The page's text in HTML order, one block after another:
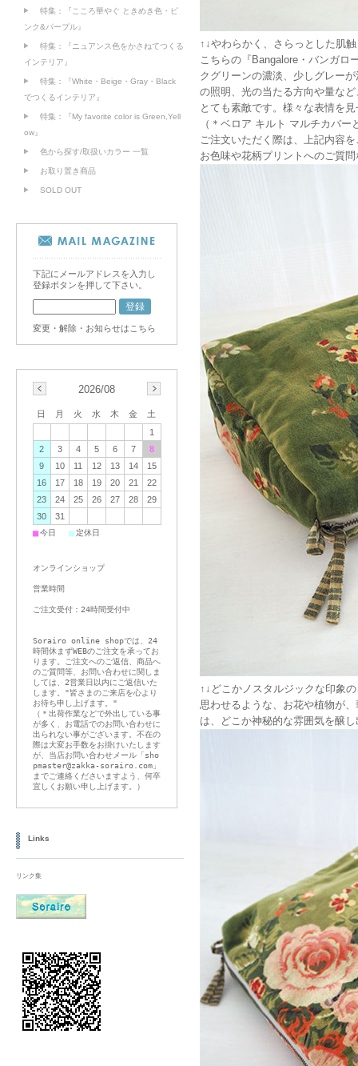
↑↓やわらかく、さらっとした肌
こちらの『Bangalore・バンガ
クグリーンの濃淡、少しグレー
の照明、光の当たる方向や量な
とても素敵です。様々な表情を
（＊ベロア キルト マルチカバ
ご注文いただく際は、上記内容
お色味や花柄プリントへのご質
↑↓どこかノスタルジックな印象
思わせるような、お花や植物が
は、どこか神秘的な雰囲気を醸
特集：『こころ華やぐ ときめき色・ピ
ンク&パープル』
特集：『ニュアンス色をかさねてつくる
インテリア』
特集：『White・Beige・Gray・Black
でつくるインテリア』
特集：『My favorite color is Green,Yell
ow』
色から探す/取扱いカラー 一覧
お取り置き商品
SOLD OUT
下記にメールアドレスを入力し
登録ボタンを押して下さい。
変更・解除・お知らせはこちら
2026/08
日 月 火 水 木 金
土
1
2
3 4 5 6 7
8
9
10 11 12 13 14
15
16
17 18 19 20 21
22
23
24 25 26 27 28
29
30
31
■今日 ■定休日
オンラインショップ
営業時間
ご注文受付：24時間受付中
Sorairo online shopでは、24
時間休まずWEBのご注文を承ってお
ります。ご注文へのご返信、商品へ
のご質問等、お問い合わせに関しま
しては、2営業日以内にご返信いた
します。"皆さまのご来店を心より
お待ち申し上げます。"
（＊出荷作業などで外出している事
が多く、お電話でのお問い合わせに
出られない事がございます。不在の
際は大変お手数をお掛けいたします
が、当店お問い合わせメール「sho
pmaster@zakka-sorairo.com」
までご連絡くださいますよう、何卒
宜しくお願い申し上げます。）
Links
リンク集